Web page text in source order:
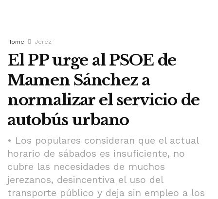
Home Jerez
El PP urge al PSOE de
Mamen Sánchez a
normalizar el servicio de
autobús urbano
• Los populares consideran que el actual
horario de sábados es insuficiente, no
cubre las necesidades de muchos
jerezanos, desincentiva el uso del
transporte público y deja sin empleo a los